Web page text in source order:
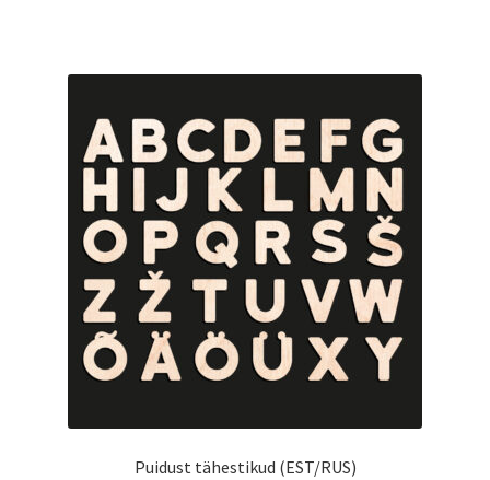
saab
teha
tootelehel.
Puidust tähestikud (EST/RUS)